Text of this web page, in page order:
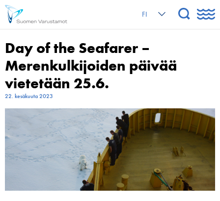
FI
Day of the Seafarer –
Merenkulkijoiden päivää
vietetään 25.6.
22. kesäkuuta 2023